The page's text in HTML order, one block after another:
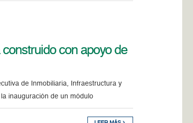
con apoyo de
de Inmobiliaria, Infraestructura y
inauguración de un módulo